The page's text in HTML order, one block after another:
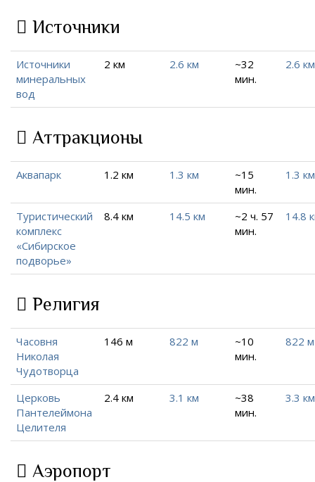
Источники
Источники
минеральных
вод
2 км 2.6 км
~32
мин.
2.6 км
Аттракционы
Аквапарк 1.2 км 1.3 км
~15
мин.
1.3 км
Туристический
комплекс
«Сибирское
подворье»
8.4 км 14.5 км
~2 ч. 57
мин.
14.8
Религия
Часовня
Николая
Чудотворца
146 м 822 м
~10
мин.
822 м
Церковь
Пантелеймона
Целителя
2.4 км 3.1 км
~38
мин.
3.3 км
Аэропорт